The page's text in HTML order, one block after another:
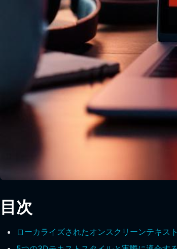
目次
ローカライズされたオンスクリーンテキス